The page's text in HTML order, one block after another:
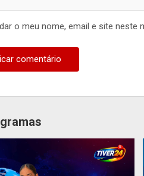
o meu nome, email e site neste